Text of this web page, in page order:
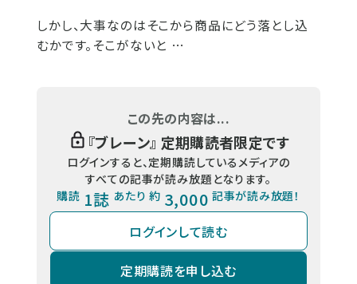
しかし、大事なのはそこから商品にどう落とし込
むかです。そこがないと …
この先の内容は...
『ブレーン』 定期購読者限定です
ログインすると、定期購読しているメディアの
すべての記事が読み放題となります。
購読 1誌 あたり 約 3,000 記事が読み放題！
ログインして読む
定期購読を申し込む